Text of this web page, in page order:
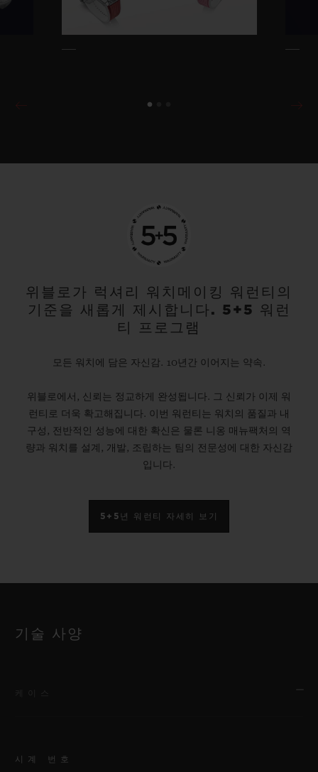
위블로가 럭셔리 워치메이킹 워런티의
기준을 새롭게 제시합니다. 5+5 워런
티 프로그램
모든 워치에 담은 자신감. 10년간 이어지는 약속.
위블로에서, 신뢰는 정교하게 완성됩니다. 그 신뢰가 이제 워
런티로 더욱 확고해집니다. 이번 워런티는 워치의 품질과 내
구성, 전반적인 성능에 대한 확신은 물론 니옹 매뉴팩처의 역
량과 워치를 설계, 개발, 조립하는 팀의 전문성에 대한 자신감
입니다.
5+5년 워런티 자세히 보기
기술 사양
시계 번호